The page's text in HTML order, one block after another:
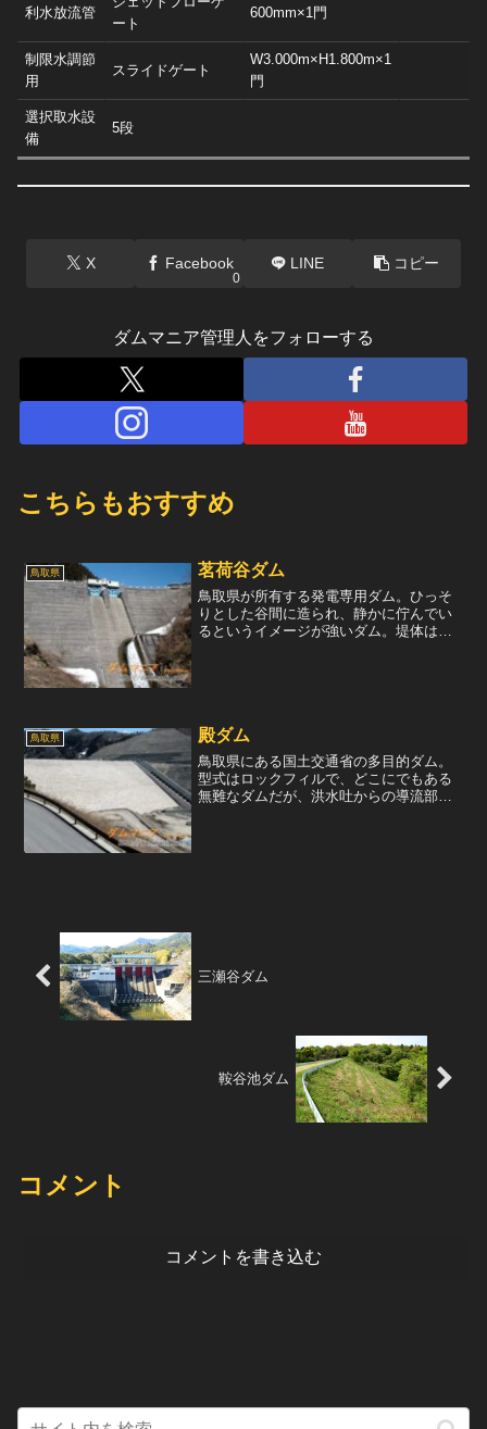
利水放流管
ート
600mm×1門
制限水調節
用
スライドゲート
W3.000m×H1.800m×1
門
選択取水設
備
5段
X Facebook
0
LINE コピー
ダムマニア管理人をフォローする
こちらもおすすめ
鳥取県 茗荷谷ダム
鳥取県が所有する発電専用ダム。ひっそ
りとした谷間に造られ、静かに佇んでい
るというイメージが強いダム。堤体は古
鳥取県 殿ダム
鳥取県にある国土交通省の多目的ダム。
型式はロックフィルで、どこにでもある
無難なダムだが、洪水吐からの導流部に
三瀬谷ダム
鞍谷池ダム
コメント
コメントを書き込む